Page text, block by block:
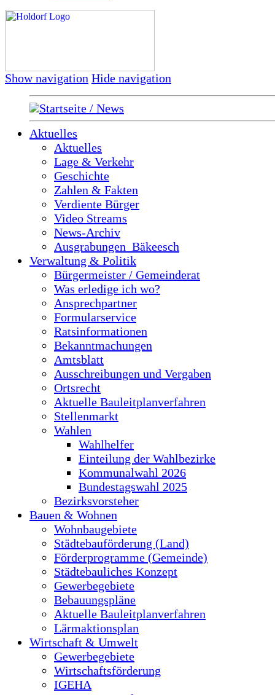
Show navigation Hide navigation
Startseite / News
Aktuelles
Aktuelles
Lage & Verkehr
Geschichte
Zahlen & Fakten
Verdiente Bürger
Video Streams
News-Archiv
Ausgrabungen_Bäkeesch
Verwaltung & Politik
Bürgermeister / Gemeinderat
Was erledige ich wo?
Ansprechpartner
Formularservice
Ratsinformationen
Bekanntmachungen
Amtsblatt
Ausschreibungen und Vergaben
Ortsrecht
Aktuelle Bauleitplanverfahren
Stellenmarkt
Wahlen
Wahlhelfer
Einteilung der Wahlbezirke
Kommunalwahl 2026
Bundestagswahl 2025
Bezirksvorsteher
Bauen & Wohnen
Wohnbaugebiete
Städtebauförderung (Land)
Förderprogramme (Gemeinde)
Städtebauliches Konzept
Gewerbegebiete
Bebauungspläne
Aktuelle Bauleitplanverfahren
Lärmaktionsplan
Wirtschaft & Umwelt
Gewerbegebiete
Wirtschaftsförderung
IGEHA